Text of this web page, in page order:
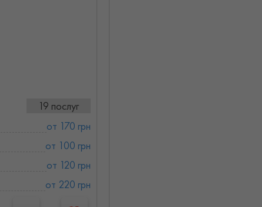
19 послуг
от 170 грн
от 100 грн
от 120 грн
от 220 грн